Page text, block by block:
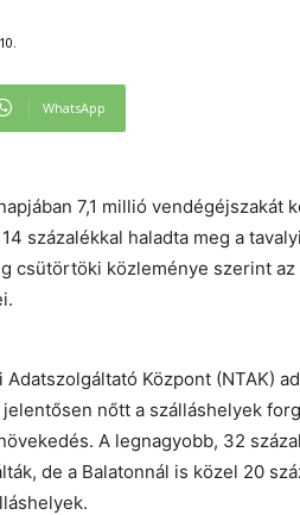
WhatsApp
7,1 millió vendégéjszakát
százalékkal haladta meg a
csütörtöki közleménye szerint
Központ (NTAK)
nőtt a szálláshelyek
A legnagyobb, 32
de a Balatonnál is közel 20